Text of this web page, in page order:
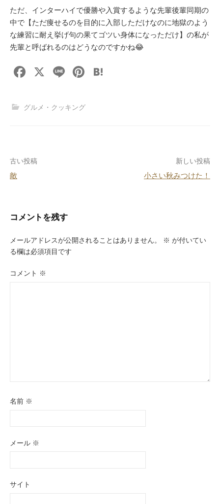
ただ、インターハイで優勝や入賞するような先輩後輩同期の
中で【ただ痩せるのを目的に入部しただけなのに地獄のよう
な練習に耐え挙げ句の果てゴツい身体になっただけ】の私が
先輩と呼ばれるのはどうなのですかね😂
F
c
o
X
Li
e
Pi
グルメ・クッキング
投
稿
ビ
ゲ
ー
シ
古い投稿
敵
新しい投稿
小さい秋みつけた！
コメントを残す
メールアドレスが公開されることはありません。 ※ が付いてい
る欄は必須項目です
コメント ※
名前 ※
メール ※
サイト